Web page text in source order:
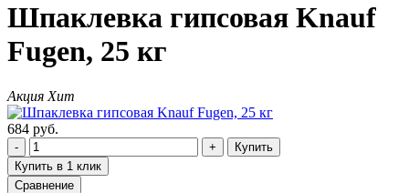
Шпаклевка гипсовая Knauf
Fugen, 25 кг
Акция Хит
684 руб.
Купить
Купить в 1 клик
Сравнение